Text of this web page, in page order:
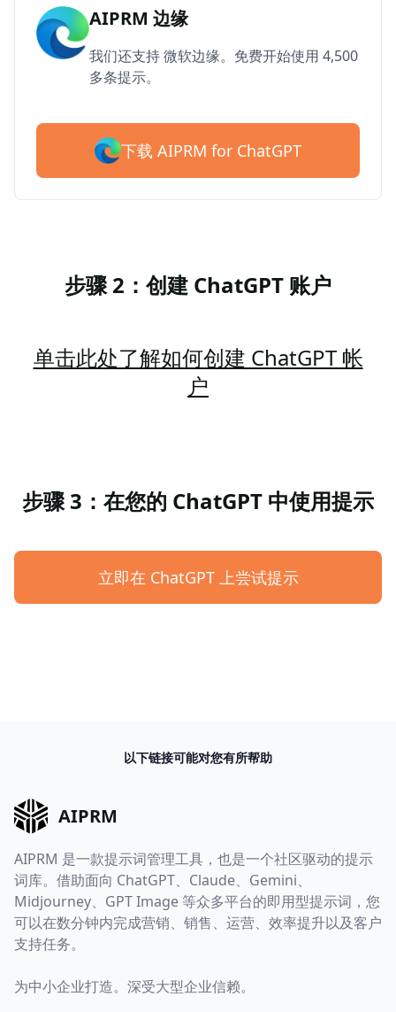
AIPRM 边缘
我们还支持 微软边缘。免费开始使用 4,500
多条提示。
下载 AIPRM for ChatGPT
步骤 2：创建 ChatGPT 账户
单击此处了解如何创建 ChatGPT 帐
户
步骤 3：在您的 ChatGPT 中使用提示
立即在 ChatGPT 上尝试提示
以下链接可能对您有所帮助
AIPRM
AIPRM 是一款提示词管理工具，也是一个社区驱动的提示
词库。借助面向 ChatGPT、Claude、Gemini、
Midjourney、GPT Image 等众多平台的即用型提示词，您
可以在数分钟内完成营销、销售、运营、效率提升以及客户
支持任务。
为中小企业打造。深受大型企业信赖。